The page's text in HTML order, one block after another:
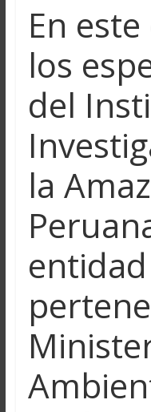
En
los
del
la
entidad